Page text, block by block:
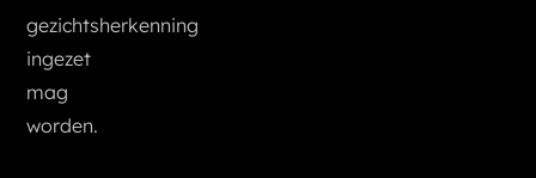
gezichtsherkenning
ingezet
mag
worden.